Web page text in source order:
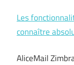
Les
connaître
AliceMail